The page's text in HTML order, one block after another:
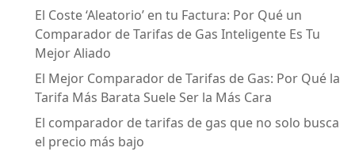
El Coste ‘Aleatorio’ en tu Factura: Por Qué un
Comparador de Tarifas de Gas Inteligente Es Tu
Mejor Aliado
El Mejor Comparador de Tarifas de Gas: Por Qué la
Tarifa Más Barata Suele Ser la Más Cara
El comparador de tarifas de gas que no solo busca
el precio más bajo